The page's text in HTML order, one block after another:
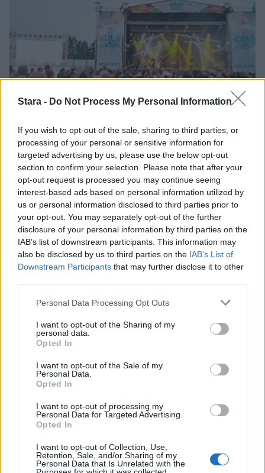
Stara - Do Not Process My Personal Information
If you wish to opt-out of the sale, sharing to third parties, or
processing of your personal or sensitive information for
targeted advertising by us, please use the below opt-out
section to confirm your selection. Please note that after your
opt-out request is processed you may continue seeing
interest-based ads based on personal information utilized by
us or personal information disclosed to third parties prior to
your opt-out. You may separately opt-out of the further
disclosure of your personal information by third parties on the
IAB’s list of downstream participants. This information may
also be disclosed by us to third parties on the IAB’s List of
Downstream Participants that may further disclose it to other
Personal Data Processing Opt Outs
I want to opt-out of the Sharing of my
personal data.
Opted In
I want to opt-out of the Sale of my
Personal Data.
Opted In
I want to opt-out of processing my
Personal Data for Targeted Advertising.
Opted In
I want to opt-out of Collection, Use,
Retention, Sale, and/or Sharing of my
Personal Data that Is Unrelated with the
Viihdeuutiset
30.7.2016, 11:00
Rollopop käynnistyi upeasti –
tänään myös päiväkonsertti
Viihdeuutiset